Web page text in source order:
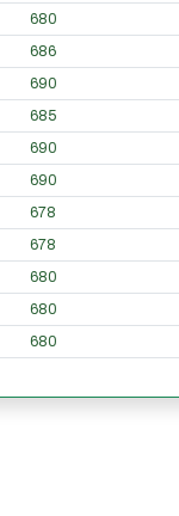
680
686
690
685
690
690
678
678
680
680
680